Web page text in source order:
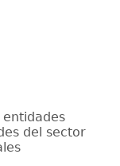
del sector